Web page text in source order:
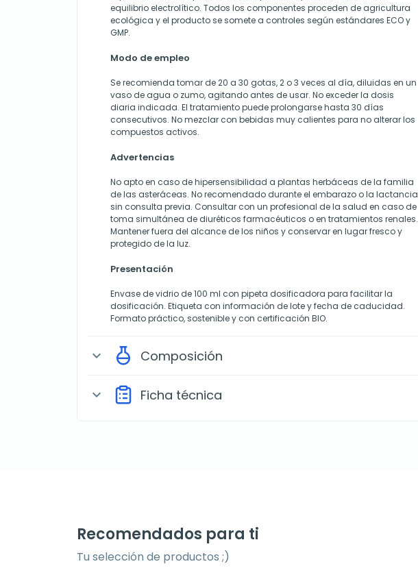
equilibrio electrolítico. Todos los componentes proceden de agricultura
ecológica y el producto se somete a controles según estándares ECO y
GMP.
Modo de empleo
Se recomienda tomar de 20 a 30 gotas, 2 o 3 veces al día, diluidas en un
vaso de agua o zumo, agitando antes de usar. No exceder la dosis
diaria indicada. El tratamiento puede prolongarse hasta 30 días
consecutivos. No mezclar con bebidas muy calientes para no alterar los
compuestos activos.
Advertencias
No apto en caso de hipersensibilidad a plantas herbáceas de la familia
de las asteráceas. No recomendado durante el embarazo o la lactancia
sin consulta previa. Consultar con un profesional de la salud en caso de
toma simultánea de diuréticos farmacéuticos o en tratamientos renales.
Mantener fuera del alcance de los niños y conservar en lugar fresco y
protegido de la luz.
Presentación
Envase de vidrio de 100 ml con pipeta dosificadora para facilitar la
dosificación. Etiqueta con información de lote y fecha de caducidad.
Formato práctico, sostenible y con certificación BIO.
expand_more Composición
expand_more Ficha técnica
Recomendados para ti
Tu selección de productos ;)